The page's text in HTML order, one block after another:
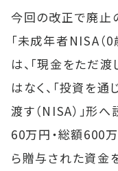
今回の改正で廃止
「未成年者NISA（0
は、「現金をただ渡
はなく、「投資を
渡す（NISA）」形
60万円・総額600
ら贈与された資金